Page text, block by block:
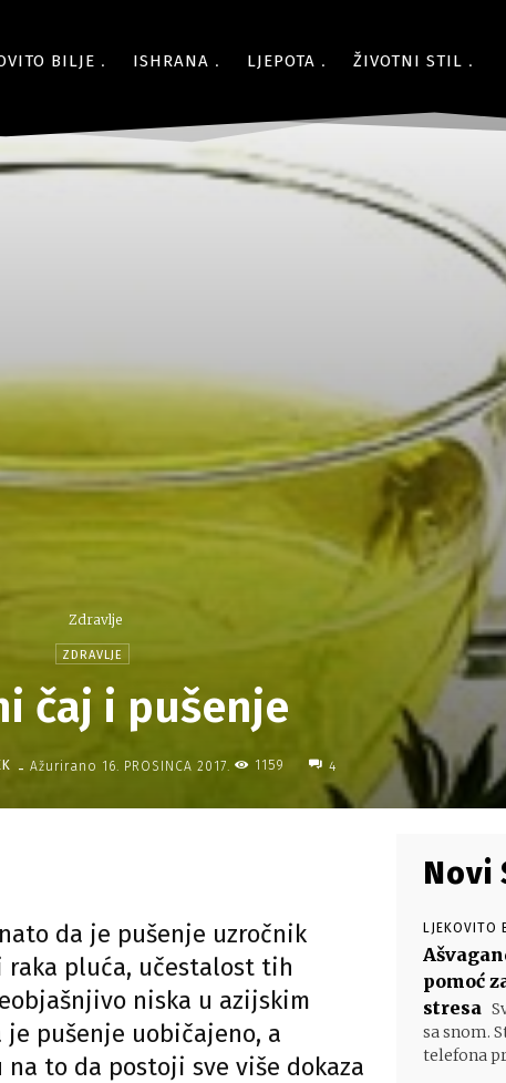
BILJE ISHRANA LJEPOTA ŽIVOTNI STIL
Zdravlje
ZDRAVLJE
čaj i pušenje
- Ažurirano 16. PROSINCA 2017. 1159 4
da je pušenje uzročnik
pluća, učestalost tih
niska u azijskim
pušenje uobičajeno, a
to da postoji sve više dokaza
Novi
LJEKOVITO
pomoć
stresa
sa snom.
telefona